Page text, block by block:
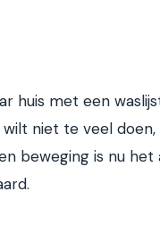
huis met een
niet te veel
beweging is nu